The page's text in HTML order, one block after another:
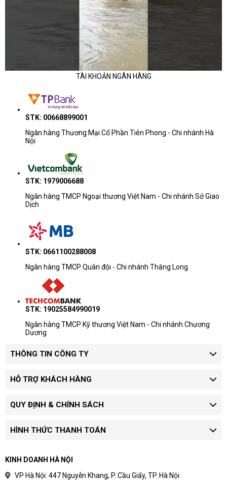
TÀI KHOẢN NGÂN HÀNG
STK: 00668899001
Ngân hàng Thương Mại Cổ Phần Tiên Phong - Chi nhánh Hà
Nội
STK: 1979006688
Ngân hàng TMCP Ngoại thương Việt Nam - Chi nhánh Sở Giao
Dịch
STK: 0661100288008
Ngân hàng TMCP Quân đội - Chi nhánh Thăng Long
STK: 19025584990019
Ngân hàng TMCP Kỹ thương Việt Nam - Chi nhánh Chương
Dương
THÔNG TIN CÔNG TY
HỖ TRỢ KHÁCH HÀNG
QUY ĐỊNH & CHÍNH SÁCH
HÌNH THỨC THANH TOÁN
KINH DOANH HÀ NỘI
VP Hà Nội: 447 Nguyễn Khang, P. Cầu Giấy, TP. Hà Nội